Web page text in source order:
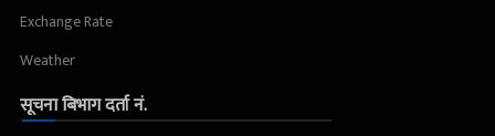
Exchange Rate
Weather
सूचना बिभाग दर्ता नं.